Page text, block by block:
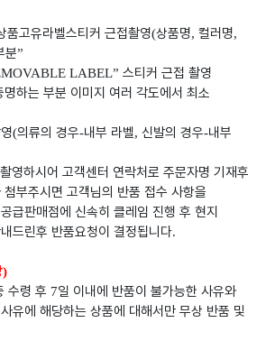
품고유라벨스티커 근접촬영(상품명, 컬러명,
분”
LABEL” 스티커 근접 촬영
하는 부분 이미지 여러 각도에서 최소
(의류의 경우-내부 라벨, 신발의 경우-내부
영하시어 고객센터 연락처로 주문자명 기재후
부주시면 고객님의 반품 접수 사항을
급판매점에 신속히 클레임 진행 후 현지
드린후 반품요청이 결정됩니다.
)
수령 후 7일 이내에 반품이 불가능한 사유와
유에 해당하는 상품에 대해서만 무상 반품 및